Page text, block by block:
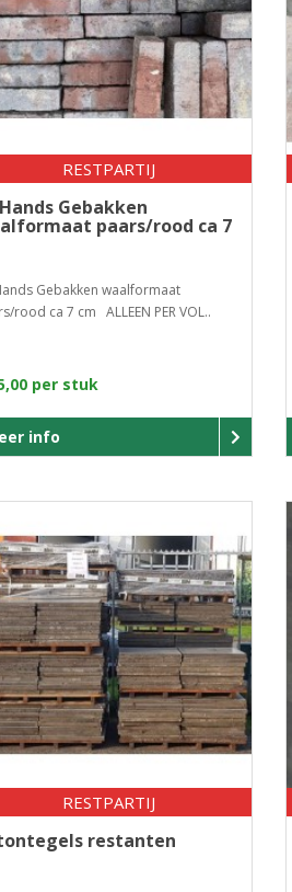
RESTPARTIJ
Gebakken
paars/rood ca 7
Gebakken waalformaat
rood ca 7 cm ALLEEN PER VOL..
per stuk
info
RESTPARTIJ
restanten